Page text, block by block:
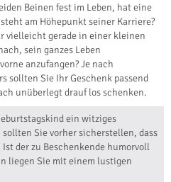
Beinen fest im Leben, hat eine
am Höhepunkt seiner Karriere?
vielleicht gerade in einer kleinen
sein ganzes Leben
anzufangen? Je nach
sollten Sie Ihr Geschenk passend
unüberlegt drauf los schenken.
ein witziges
Sie vorher sicherstellen, dass
der zu Beschenkende humorvoll
liegen Sie mit einem lustigen